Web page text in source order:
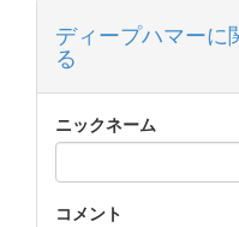
ディープハマーに
る
ニックネーム
コメント